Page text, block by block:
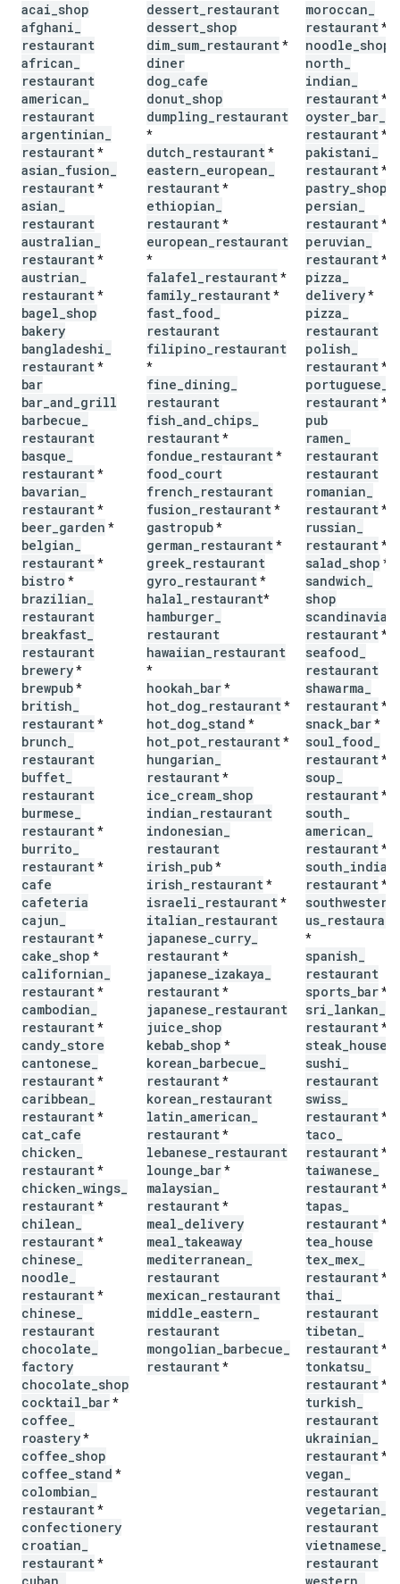
acai shop
afghani
restaurant
african
restaurant
american
restaurant
argentinian
restaurant*
asian fusion
restaurant*
asian
restaurant
australian
restaurant*
austrian
restaurant*
bagel shop
bakery
bangladeshi
restaurant*
bar
bar and grill
barbecue
restaurant
basque
restaurant*
bavarian
restaurant*
beer garden *
belgian
restaurant*
bistro *
brazilian
restaurant
breakfast
restaurant
brewery*
brewpub*
british
restaurant*
brunch
restaurant
buffet
restaurant
burmese
restaurant*
burrito
restaurant*
cafe
cafeteria
cajun
restaurant*
cake shop *
californian
restaurant*
cambodian
restaurant*
candy store
cantonese
restaurant*
caribbean
restaurant*
cat cafe
chicken
restaurant*
chicken wings
restaurant*
chilean
restaurant*
chinese
noodle
restaurant*
chinese
restaurant
chocolate
factory
chocolate shop
cocktail bar*
coffee
roastery*
coffee shop
coffee stand *
colombian
restaurant*
confectionery
croatian
restaurant*
dessert restaurant
dessert shop
dim sum restaurant*
diner
dog cafe
donut shop
dumpling restaurant
*
dutch restaurant*
eastern european
restaurant*
ethiopian
restaurant*
european restaurant
*
falafel restaurant*
family restaurant*
fast food
restaurant
filipino restaurant
*
fine dining
restaurant
fish and chips
restaurant*
fondue restaurant*
food court
french restaurant
fusion restaurant*
gastropub*
german restaurant*
greek restaurant
gyro restaurant*
halal restaurant*
hamburger
restaurant
hawaiian restaurant
*
hookah bar*
hot dog restaurant*
hot dog stand *
hot pot restaurant*
hungarian
restaurant*
ice cream shop
indian restaurant
indonesian
restaurant
irish pub*
irish restaurant*
israeli restaurant*
italian restaurant
japanese curry
restaurant*
japanese izakaya
restaurant*
japanese restaurant
juice shop
kebab shop *
korean barbecue
restaurant*
korean restaurant
latin american
restaurant*
lebanese restaurant
lounge bar*
malaysian
restaurant*
meal delivery
meal takeaway
mediterranean
restaurant
mexican restaurant
middle eastern
restaurant
mongolian barbecue
restaurant*
moroccan
restaurant*
noodle shop
north
indian
restaurant*
oyster bar
restaurant*
pakistani
restaurant*
pastry shop
persian
restaurant*
peruvian
restaurant*
pizza
delivery*
pizza
restaurant
polish
restaurant*
portuguese
restaurant*
pub
ramen
restaurant
restaurant
romanian
restaurant*
russian
restaurant*
salad shop *
sandwich
shop
scandinavian
restaurant*
seafood
restaurant
shawarma
restaurant*
snack bar*
soul food
restaurant*
soup
restaurant*
south
american
restaurant*
south indian
restaurant*
southwestern
us restaurant
*
spanish
restaurant
sports bar*
sri lankan
restaurant*
steak house
sushi
restaurant
swiss
restaurant*
taco
restaurant*
taiwanese
restaurant*
tapas
restaurant*
tea house
tex mex
restaurant*
thai
restaurant
tibetan
restaurant*
tonkatsu
restaurant*
turkish
restaurant
ukrainian
restaurant*
vegan
restaurant
vegetarian
restaurant
vietnamese
restaurant